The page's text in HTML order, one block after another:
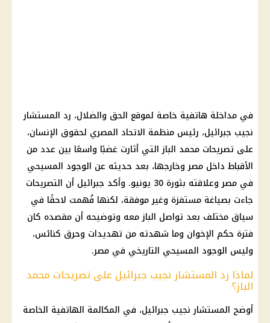
في مداخلة هاتفية خاصة لموقع الحق والضلال، رد المستشار
نجيب جبرائيل، رئيس منظمة الاتحاد المصري لحقوق الإنسان،
على تصريحات محمد الباز التي أثارت غضبًا واسعًا بين عدد من
الأقباط داخل مصر وخارجها، بعد حديثه عن الوجود المسيحي
في مصر وعلاقته بثورة 30 يونيو. وأكد جبرائيل أن التصريحات
جاءت بصياغة مستفزة وغير موفقة، لكنها فُهمت لاحقًا في
سياق مختلف بعد تواصل الباز معه وتوضيحه أن مقصده كان
فترة حكم الإخوان وما شهدته من تهديدات وحرق كنائس،
وليس الوجود المسيحي التاريخي في مصر.
لماذا رد المستشار نجيب جبرائيل على تصريحات محمد
الباز؟
أوضح المستشار نجيب جبرائيل، في المكالمة الهاتفية الخاصة